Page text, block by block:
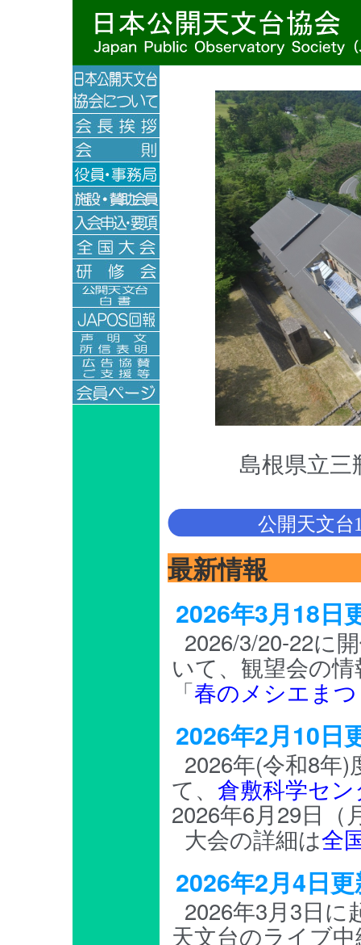
島根県立
最新情報
2026年3月18日
2026/3/20-22に
いて、観望会の
「春のメシエま
2026年2月10日
2026年(令和8年
て、 倉敷科学セ
2026年6月29日（
大会の詳細は全
2026年2月4日
2026年3月3日
天文台のライブ